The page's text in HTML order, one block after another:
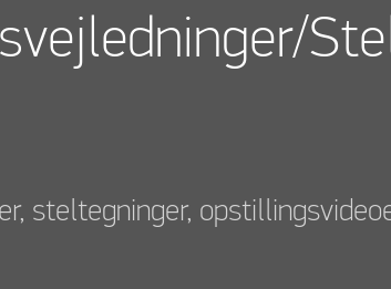
steltegninger,